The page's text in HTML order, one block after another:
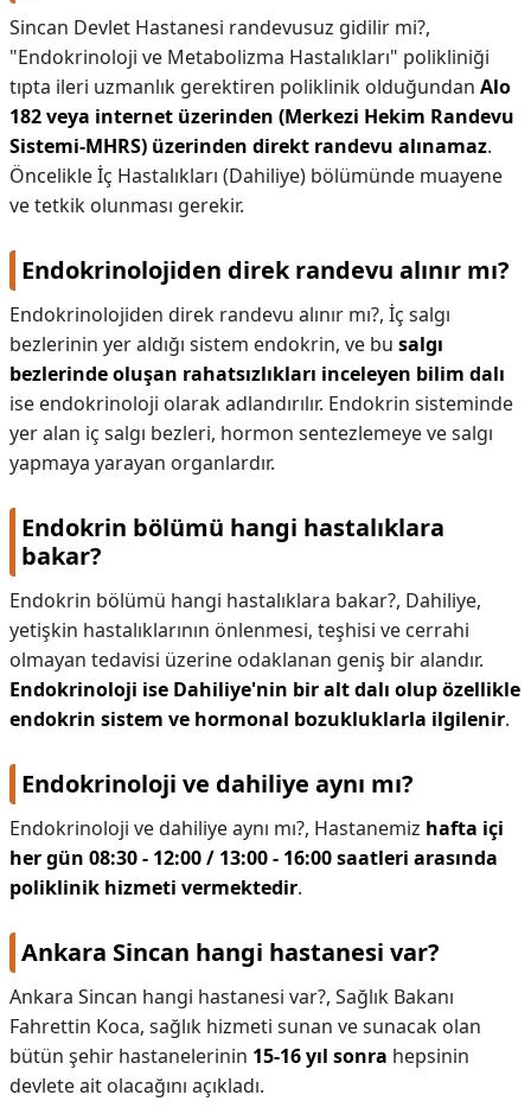
Sincan Devlet Hastanesi randevusuz gidilir mi?,
"Endokrinoloji ve Metabolizma Hastalıkları" polikliniği
tıpta ileri uzmanlık gerektiren poliklinik olduğundan Alo
182 veya internet üzerinden (Merkezi Hekim Randevu
Sistemi-MHRS) üzerinden direkt randevu alınamaz.
Öncelikle İç Hastalıkları (Dahiliye) bölümünde muayene
ve tetkik olunması gerekir.
Endokrinolojiden direk randevu alınır mı?
Endokrinolojiden direk randevu alınır mı?, İç salgı
bezlerinin yer aldığı sistem endokrin, ve bu salgı
bezlerinde oluşan rahatsızlıkları inceleyen bilim dalı
ise endokrinoloji olarak adlandırılır. Endokrin sisteminde
yer alan iç salgı bezleri, hormon sentezlemeye ve salgı
yapmaya yarayan organlardır.
Endokrin bölümü hangi hastalıklara
bakar?
Endokrin bölümü hangi hastalıklara bakar?, Dahiliye,
yetişkin hastalıklarının önlenmesi, teşhisi ve cerrahi
olmayan tedavisi üzerine odaklanan geniş bir alandır.
Endokrinoloji ise Dahiliye'nin bir alt dalı olup özellikle
endokrin sistem ve hormonal bozukluklarla ilgilenir.
Endokrinoloji ve dahiliye aynı mı?
Endokrinoloji ve dahiliye aynı mı?, Hastanemiz hafta içi
her gün 08:30 - 12:00 / 13:00 - 16:00 saatleri arasında
poliklinik hizmeti vermektedir.
Ankara Sincan hangi hastanesi var?
Ankara Sincan hangi hastanesi var?, Sağlık Bakanı
Fahrettin Koca, sağlık hizmeti sunan ve sunacak olan
bütün şehir hastanelerinin 15-16 yıl sonra hepsinin
devlete ait olacağını açıkladı.